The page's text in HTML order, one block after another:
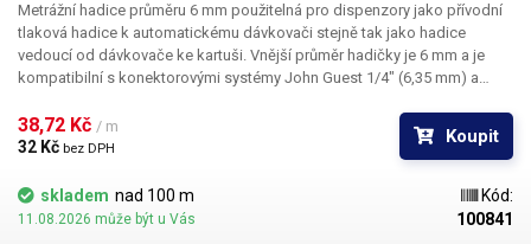
Metrážní hadice průměru 6 mm použitelná pro dispenzory jako přívodní
tlaková hadice k automatickému dávkovači stejně tak jako hadice
vedoucí od dávkovače ke kartuši. Vnější průměr hadičky je 6 mm a je
kompatibilní s konektorovými systémy John Guest 1/4" (6,35 mm) a
stejný rychloupínací konektor.
38,72 Kč / m
32 Kč bez DPH
Koupit
skladem nad 100 m
11.08.2026 může být u Vás
Kód:
100841